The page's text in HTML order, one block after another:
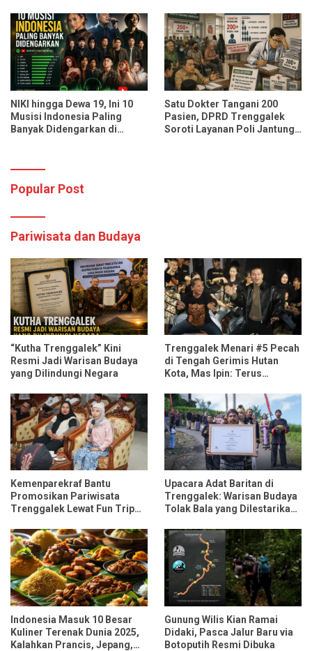
Pasien Sekali Pelayanan
NIKI hingga Dewa 19, Ini 10
Musisi Indonesia Paling
Banyak Didengarkan di
Satu Dokter Tangani 200
Pasien, DPRD Trenggalek
Soroti Layanan Poli Jantung
Popular Post
Pariwisata dan Budaya
“Kutha Trenggalek” Kini
Resmi Jadi Warisan Budaya
yang Dilindungi Negara
Trenggalek Menari #5 Pecah
di Tengah Gerimis Hutan
Kota, Mas Ipin: Terus
Kemenparekraf Bantu
Promosikan Pariwisata
Trenggalek Lewat Fun Trip
Media Nasional
Upacara Adat Baritan di
Trenggalek: Warisan Budaya
Tolak Bala yang Dilestarikan
Indonesia Masuk 10 Besar
Kuliner Terenak Dunia 2025,
Kalahkan Prancis, Jepang,
Gunung Wilis Kian Ramai
Didaki, Pasca Jalur Baru via
Botoputih Resmi Dibuka